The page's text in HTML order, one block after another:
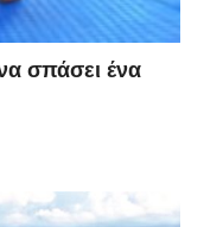
σπάσει ένα